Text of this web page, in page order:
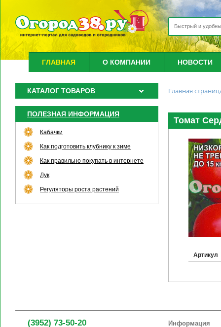
ГЛАВНАЯ О КОМПАНИИ НОВОСТИ
КАТАЛОГ ТОВАРОВ
ПОЛЕЗНАЯ ИНФОРМАЦИЯ
Кабачки
Как подготовить клубнику к зиме
Как правильно покупать в интернете
Лук
Регуляторы роста растений
Главная
Томат
Артикул
(3952) 73-50-20 Информация